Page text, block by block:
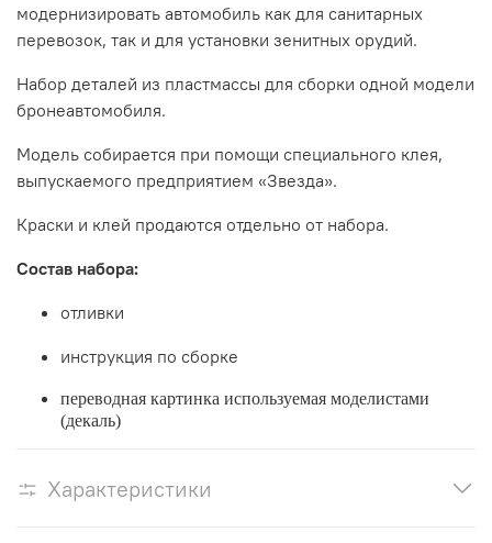
модернизировать автомобиль как для санитарных
перевозок, так и для установки зенитных орудий.
Набор деталей из пластмассы для сборки одной модели
бронеавтомобиля.
Модель собирается при помощи специального клея,
выпускаемого предприятием «Звезда».
Краски и клей продаются отдельно от набора.
Состав набора:
отливки
инструкция по сборке
переводная картинка используемая моделистами
(декаль)
Характеристики